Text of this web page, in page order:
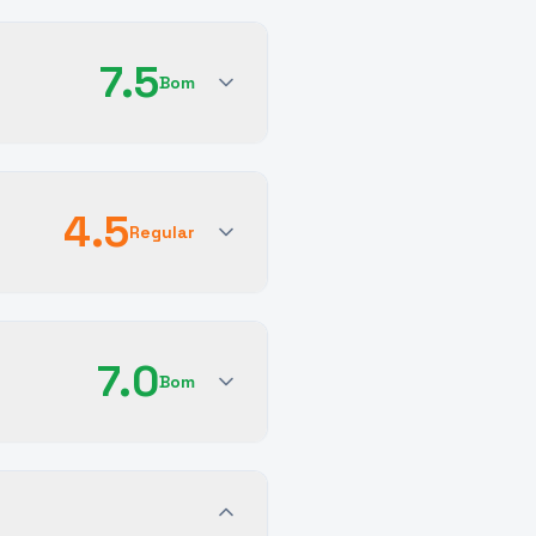
7.5Bom
4.5Regular
7.0Bom